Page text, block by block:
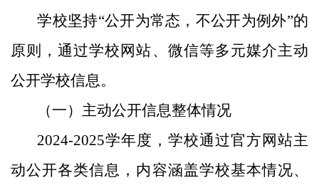
学校坚持“公开为常态，不公开为例外”的
原则，通过学校网站、微信等多元媒介主动
公开学校信息。
（一）主动公开信息整体情况
2024-2025学年度，学校通过官方网站主
动公开各类信息，内容涵盖学校基本情况、